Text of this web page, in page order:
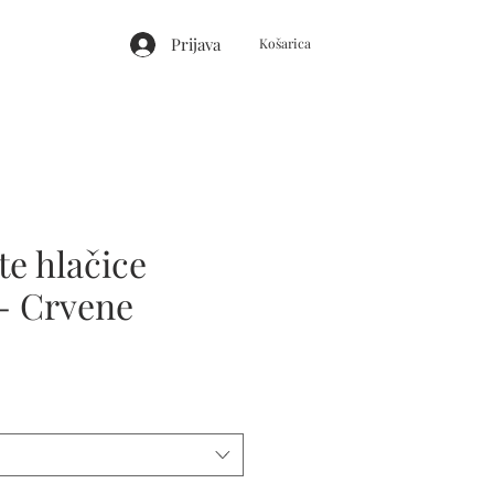
Košarica
Prijava
hlačice
Crvene